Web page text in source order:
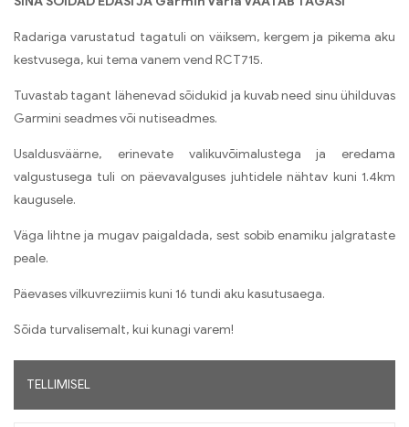
Radariga varustatud tagatuli on väiksem, kergem ja pikema aku
kestvusega, kui tema vanem vend RCT715.
Tuvastab tagant lähenevad sõidukid ja kuvab need sinu ühilduvas
Garmini seadmes või nutiseadmes.
Usaldusväärne, erinevate valikuvõimalustega ja eredama
valgustusega tuli on päevavalguses juhtidele nähtav kuni 1.4km
kaugusele.
Väga lihtne ja mugav paigaldada, sest sobib enamiku jalgrataste
peale.
Päevases vilkuvreziimis kuni 16 tundi aku kasutusaega.
Sõida turvalisemalt, kui kunagi varem!
TELLIMISEL